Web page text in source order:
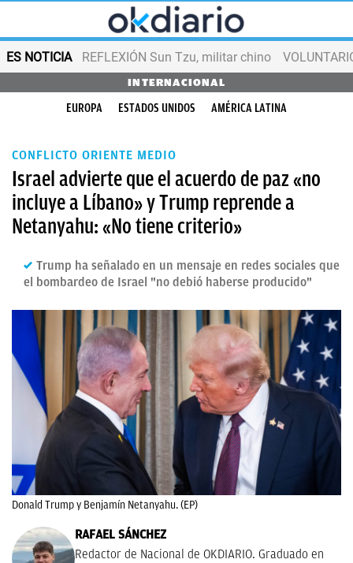
ES NOTICIA REFLEXIÓN Sun Tzu, militar chino
INTERNACIONAL
EUROPA ESTADOS UNIDOS AMÉRICA LATINA
CONFLICTO ORIENTE MEDIO
Israel advierte que el acuerdo de paz «no
incluye a Líbano» y Trump reprende a
Netanyahu: «No tiene criterio»
Trump ha señalado en un mensaje en redes sociales que
el bombardeo de Israel "no debió haberse producido"
Donald Trump y Benjamín Netanyahu. (EP)
RAFAEL SÁNCHEZ
Redactor de Nacional de OKDIARIO. Graduado en